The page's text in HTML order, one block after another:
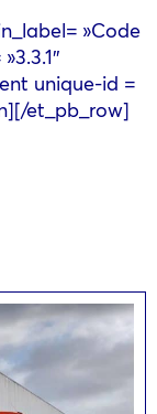
»Code
unique-id =
et_pb_row]